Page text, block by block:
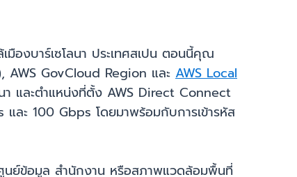
มืองบาร์เซโลนา ประเทศสเปน ตอนนี้คุณ
AWS GovCloud Region และ AWS Local
า และตำแหน่งที่ตั้ง AWS Direct Connect
ละ 100 Gbps โดยมาพร้อมกับการเข้ารหัส
นย์ข้อมูล สำนักงาน หรือสภาพแวดล้อมพื้นที่